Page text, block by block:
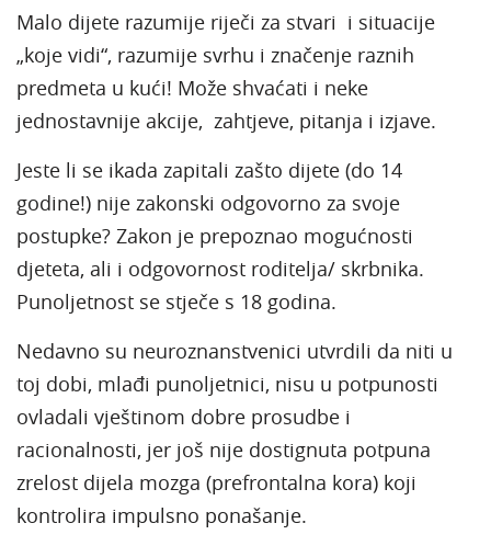
Malo dijete razumije riječi za stvari i situacije
„koje vidi“, razumije svrhu i značenje raznih
predmeta u kući! Može shvaćati i neke
jednostavnije akcije, zahtjeve, pitanja i izjave.
Jeste li se ikada zapitali zašto dijete (do 14
godine!) nije zakonski odgovorno za svoje
postupke? Zakon je prepoznao mogućnosti
djeteta, ali i odgovornost roditelja/ skrbnika.
Punoljetnost se stječe s 18 godina.
Nedavno su neuroznanstvenici utvrdili da niti u
toj dobi, mlađi punoljetnici, nisu u potpunosti
ovladali vještinom dobre prosudbe i
racionalnosti, jer još nije dostignuta potpuna
zrelost dijela mozga (prefrontalna kora) koji
kontrolira impulsno ponašanje.